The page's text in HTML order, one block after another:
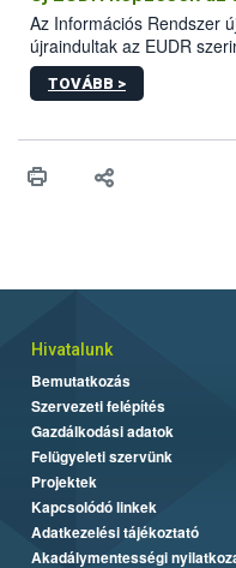
biztonsági Hivatal (Nébih)
biztonságos grillezés
Az Információs Rendszer
újraindultak az EUDR
képzések.
TOVÁBB >
Hivatalunk
Bemutatkozás
Szervezeti felépítés
Gazdálkodási adatok
Felügyeleti szervünk
Projektek
Kapcsolódó linkek
Adatkezelési tájékoztató
Akadálymentességi